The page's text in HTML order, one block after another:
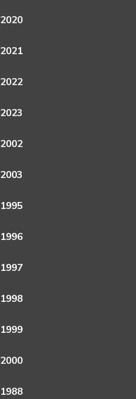
2020
2021
2022
2023
2002
2003
1995
1996
1997
1998
1999
2000
1988